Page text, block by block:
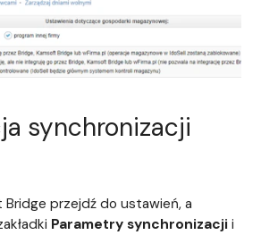
synchronizacji
Bridge przejdź do ustawień, a
Parametry synchronizacji i